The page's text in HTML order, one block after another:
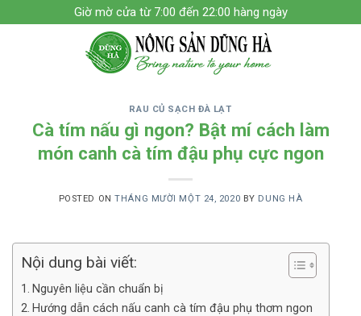
to
Giờ mờ cửa từ 7:00 đến 22:00 hàng ngày
RAU CỦ SẠCH ĐÀ LẠT
Cà tím nấu gì ngon? Bật mí cách làm
món canh cà tím đậu phụ cực ngon
POSTED ONTHÁNG MƯỜI MỘT 24, 2020 BY DUNG HÀ
Nội dung bài viết:
Nguyên liệu cần chuẩn bị
Hướng dẫn cách nấu canh cà tím đậu phụ thơm ngon